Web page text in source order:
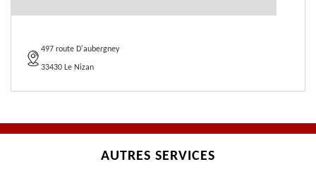
497 route D'aubergney
33430 Le Nizan
AUTRES SERVICES